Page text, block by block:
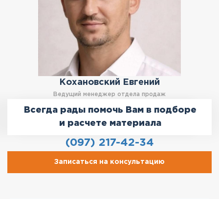
Кохановский Евгений
Ведущий менеджер отдела продаж
Всегда рады помочь Вам в подборе
и расчете материала
(097) 217-42-34
Записаться на консультацию